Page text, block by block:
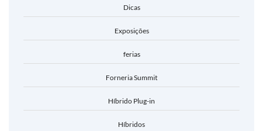
Dicas
Exposições
ferias
Forneria Summit
Híbrido Plug-in
Híbridos